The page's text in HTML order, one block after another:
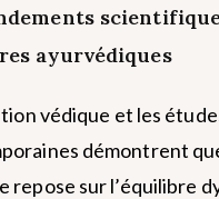
ayurvédiques
védique et les
démontrent
repose sur l’équilibre